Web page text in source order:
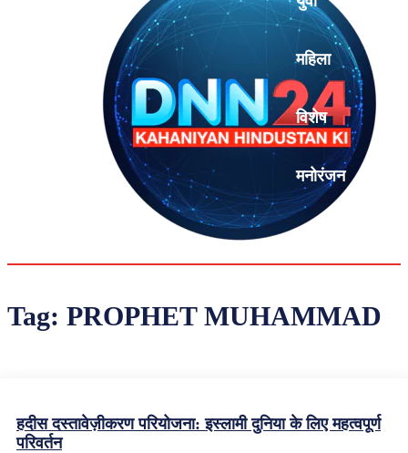
महिला
विशेष
मनोरंजन
Tag: PROPHET MUHAMMAD
हदीस दस्तावेज़ीकरण परियोजना: इस्लामी दुनिया के लिए महत्वपूर्ण
परिवर्तन